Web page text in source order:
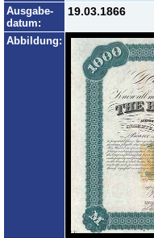
Ausgabe-
datum:
19.03.1866
Abbildung: